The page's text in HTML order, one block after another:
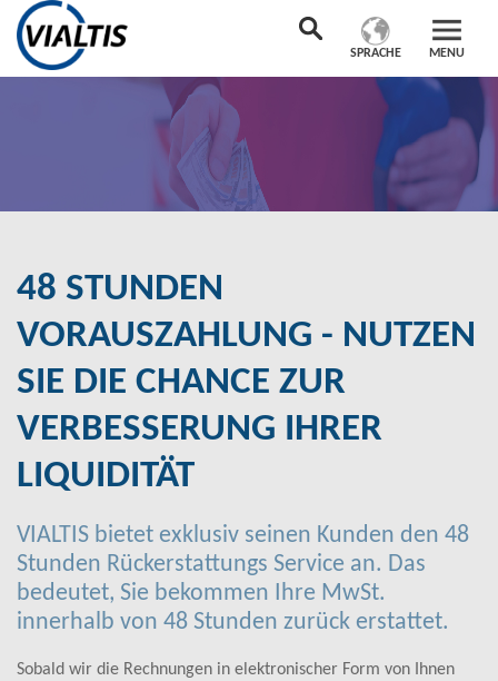
MENU
SPRACHE
48 STUNDEN
VORAUSZAHLUNG - NUTZEN
SIE DIE CHANCE ZUR
VERBESSERUNG IHRER
LIQUIDITÄT
VIALTIS bietet exklusiv seinen Kunden den 48
Stunden Rückerstattungs Service an. Das
bedeutet, Sie bekommen Ihre MwSt.
innerhalb von 48 Stunden zurück erstattet.
Sobald wir die Rechnungen in elektronischer Form von Ihnen